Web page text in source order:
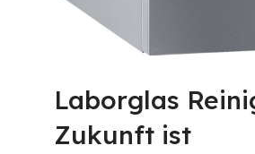
Laborglas
Zukunft ist